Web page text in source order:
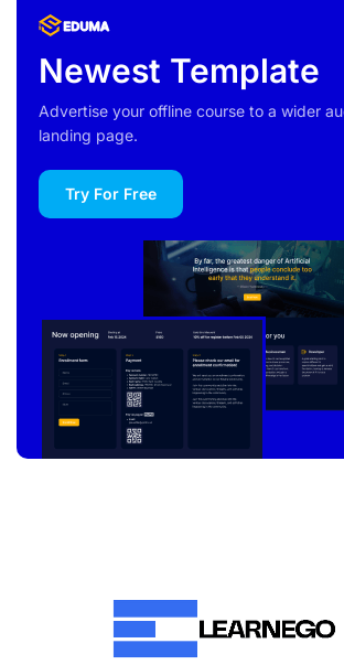
Newest Template
Advertise your offline course to a wider
landing page.
Try For Free